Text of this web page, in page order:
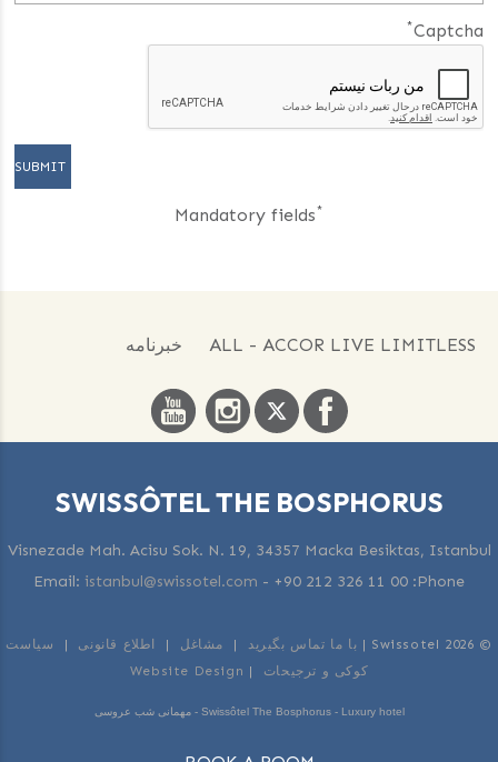
Captcha
*
*
Mandatory fields
ALL - ACCOR LIVE LIMITLESS خبرنامه
SWISSÔTEL THE BOSPHORUS
Visnezade Mah. Acisu Sok. N. 19, 34357 Macka Besiktas, Istanbul
Phone:
+90 212 326 11 00
-
Email: istanbul@swissotel.com
© 2026 Swissotel | با ما تماس بگیرید | مشاغل | اطلاع قانونی | سیاست
کوکی و ترجیحات |
Website Design
Swissôtel The Bosphorus - Luxury hotel - مهمانی شب عروسی